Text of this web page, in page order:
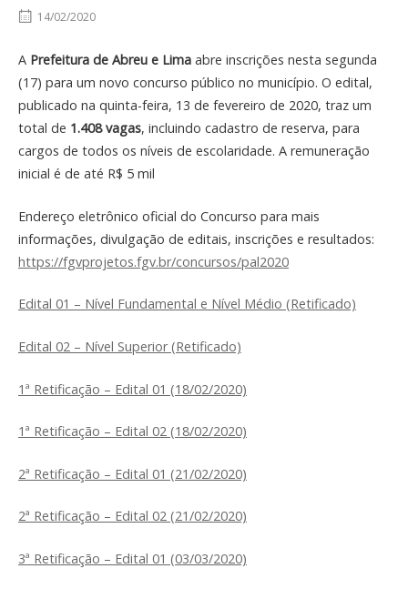
14/02/2020
A Prefeitura de Abreu e Lima abre inscrições nesta segunda
(17) para um novo concurso público no município. O edital,
publicado na quinta-feira, 13 de fevereiro de 2020, traz um
total de 1.408 vagas, incluindo cadastro de reserva, para
cargos de todos os níveis de escolaridade. A remuneração
inicial é de até R$ 5 mil
Endereço eletrônico oficial do Concurso para mais
informações, divulgação de editais, inscrições e resultados:
https://fgvprojetos.fgv.br/concursos/pal2020
Edital 01 – Nível Fundamental e Nível Médio (Retificado)
Edital 02 – Nível Superior (Retificado)
1ª Retificação – Edital 01 (18/02/2020)
1ª Retificação – Edital 02 (18/02/2020)
2ª Retificação – Edital 01 (21/02/2020)
2ª Retificação – Edital 02 (21/02/2020)
3ª Retificação – Edital 01 (03/03/2020)